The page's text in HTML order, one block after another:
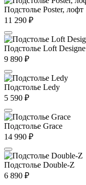
Подстолье Poster, лофт
11 290 ₽
Подстолье Loft Designe
9 890 ₽
Подстолье Ledy
5 590 ₽
Подстолье Grace
14 990 ₽
Подстолье Double-Z
6 890 ₽